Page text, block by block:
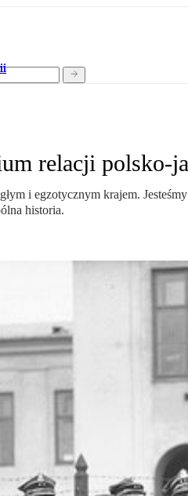
relacji polsko-
i egzotycznym krajem.
historia.